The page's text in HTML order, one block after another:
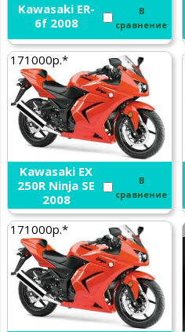
Kawasaki ER-
6f 2008
В
сравнение
171000р.*
Kawasaki EX
250R Ninja SE
2008
В
сравнение
171000р.*